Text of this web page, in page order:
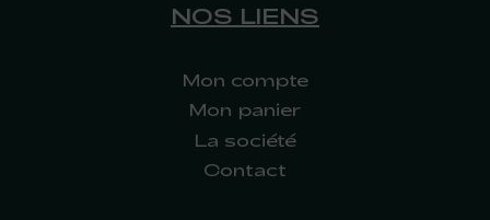
NOS LIENS
Mon compte
Mon panier
La société
Contact